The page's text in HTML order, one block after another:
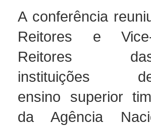
A conferência
Reitores e
Reitores
instituições
ensino superior
da Agência